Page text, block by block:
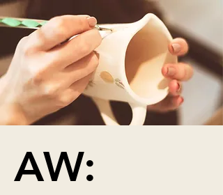
AW: